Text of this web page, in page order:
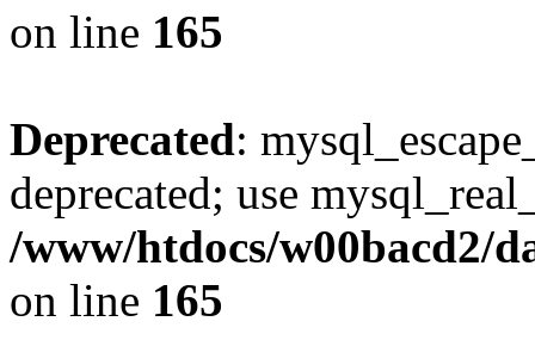
on line 165
Deprecated:
deprecated; use
/www/htdocs/w00bacd2/
on line 165